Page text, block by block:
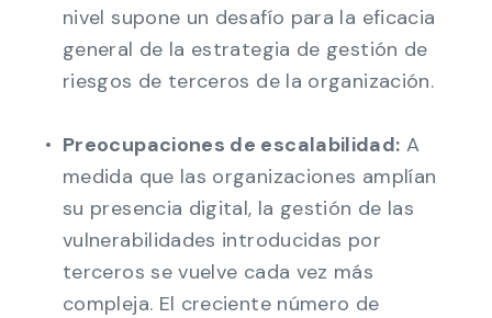
nivel supone un desafío para la eficacia
general de la estrategia de gestión de
riesgos de terceros de la organización.
Preocupaciones de escalabilidad: A
medida que las organizaciones amplían
su presencia digital, la gestión de las
vulnerabilidades introducidas por
terceros se vuelve cada vez más
compleja. El creciente número de